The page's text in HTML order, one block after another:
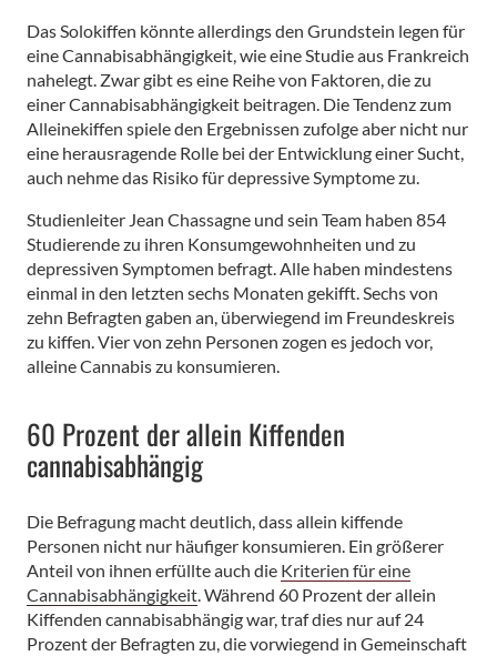
Das Solokiffen könnte allerdings den Grundstein legen für
eine Cannabisabhängigkeit, wie eine Studie aus Frankreich
nahelegt. Zwar gibt es eine Reihe von Faktoren, die zu
einer Cannabisabhängigkeit beitragen. Die Tendenz zum
Alleinekiffen spiele den Ergebnissen zufolge aber nicht nur
eine herausragende Rolle bei der Entwicklung einer Sucht,
auch nehme das Risiko für depressive Symptome zu.
Studienleiter Jean Chassagne und sein Team haben 854
Studierende zu ihren Konsumgewohnheiten und zu
depressiven Symptomen befragt. Alle haben mindestens
einmal in den letzten sechs Monaten gekifft. Sechs von
zehn Befragten gaben an, überwiegend im Freundeskreis
zu kiffen. Vier von zehn Personen zogen es jedoch vor,
alleine Cannabis zu konsumieren.
60 Prozent der allein Kiffenden
cannabisabhängig
Die Befragung macht deutlich, dass allein kiffende
Personen nicht nur häufiger konsumieren. Ein größerer
Anteil von ihnen erfüllte auch die Kriterien für eine
Cannabisabhängigkeit. Während 60 Prozent der allein
Kiffenden cannabisabhängig war, traf dies nur auf 24
Prozent der Befragten zu, die vorwiegend in Gemeinschaft